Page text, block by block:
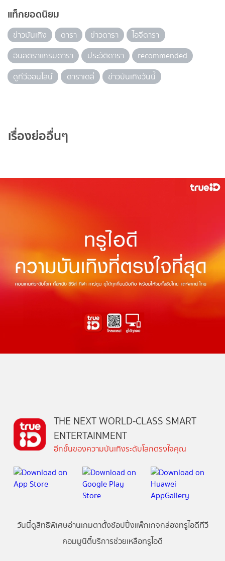
แท็กยอดนิยม
ข่าวบันเทิง ดารา ข่าวดารา
ไอจีดารา
อินสตราแกรมดารา
ประวัติดารา
recommended
ดูทีวีออนไลน์
ดาราเดลี่ ข่าวบันเทิงวันนี้
เรื่องย่ออื่นๆ
THE NEXT WORLD-CLASS SMART
ENTERTAINMENT
อีกขั้นของความบันเทิงระดับโลกตรงใจคุณ
วันนี้ดูสิทธิพิเศษอ่านเกมตาตั้งช้อปปิ้งแพ็กเกจกล่องทรูไอดีทีวี
คอมมูนิตี้บริการช่วยเหลือทรูไอดี